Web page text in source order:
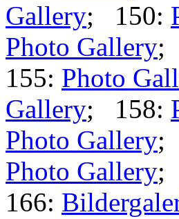
Gallery; 150:
Photo Gallery;
155: Photo
Gallery; 158:
Photo Gallery;
Photo Gallery;
166: